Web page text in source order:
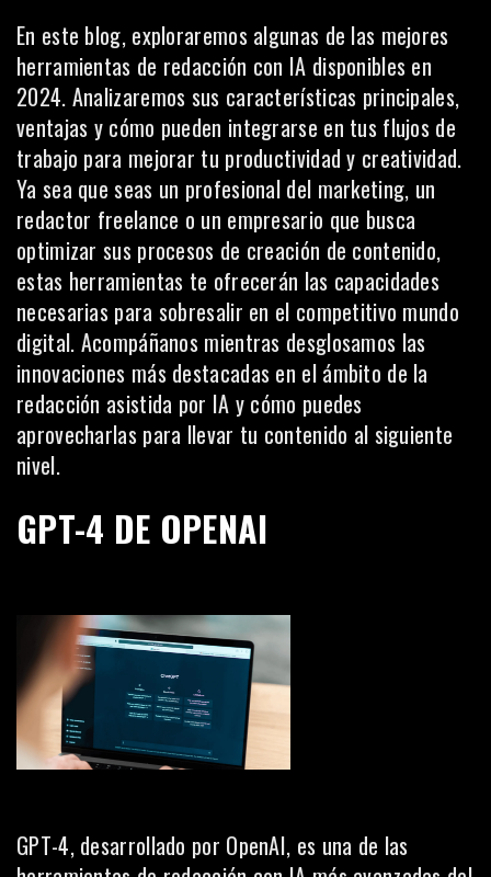
En este blog, exploraremos algunas de las mejores
herramientas de redacción con IA disponibles en
2024. Analizaremos sus características principales,
ventajas y cómo pueden integrarse en tus flujos de
trabajo para mejorar tu productividad y creatividad.
Ya sea que seas un profesional del marketing, un
redactor freelance o un empresario que busca
optimizar sus procesos de creación de contenido,
estas herramientas te ofrecerán las capacidades
necesarias para sobresalir en el competitivo mundo
digital. Acompáñanos mientras desglosamos las
innovaciones más destacadas en el ámbito de la
redacción asistida por IA y cómo puedes
aprovecharlas para llevar tu contenido al siguiente
nivel.
GPT-4 DE OPENAI
GPT-4, desarrollado por OpenAI, es una de las